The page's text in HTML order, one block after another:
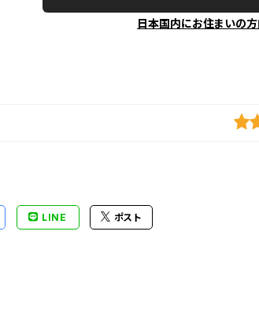
日本国内にお住まいの
LINE ポスト